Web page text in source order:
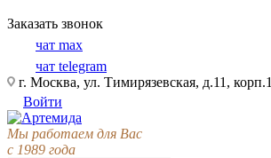
Заказать звонок
чат max
чат telegram
г. Москва, ул. Тимирязевская, д.11, корп.1
Войти
Мы работаем для Вас
с 1989 года